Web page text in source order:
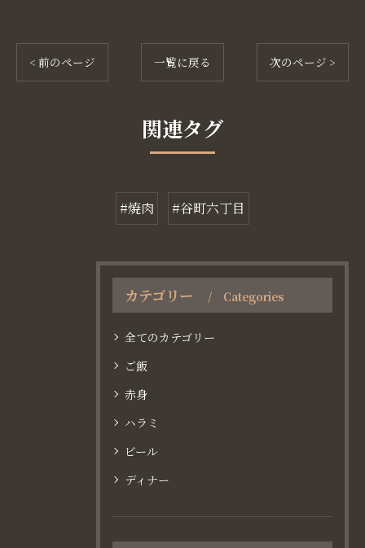
< 前のページ 一覧に戻る 次のページ >
関連タグ
#焼肉 #谷町六丁目
カテゴリー Categories
全てのカテゴリー
ご飯
赤身
ハラミ
ビール
ディナー